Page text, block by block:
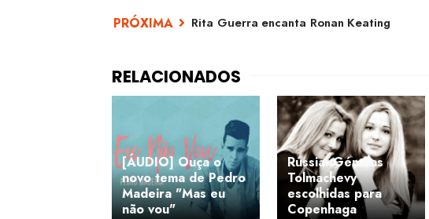
Rita Guerra encanta Ronan Keating
[ÁUDIO] Ouça o
novo tema de Pedro
Madeira "Mas eu
não vou"
Rússia: Gémeas
Tolmachevy
escolhidas para
Copenhaga